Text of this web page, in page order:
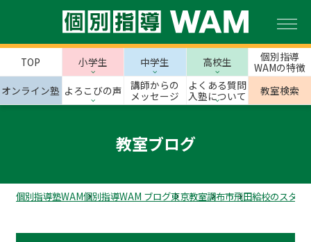
TOP 小学生 中学生 高校生
個別指導
WAMの特徴
オンライン塾 よろこびの声
講師からの
メッセージ
よくある質問
入塾について
教室検索
教室ブログ
個別指導塾WAM個別指導WAM ブログ東京教室調布市飛田給校のスタッ